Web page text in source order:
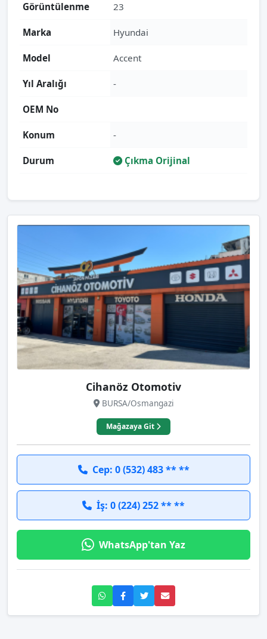
Görüntülenme 23
Marka Hyundai
Model Accent
Yıl Aralığı -
OEM No
Konum -
Durum Çıkma Orijinal
Cihanöz Otomotiv
BURSA/Osmangazi
Mağazaya Git
Cep: 0 (532) 483 ** **
İş: 0 (224) 252 ** **
WhatsApp'tan Yaz